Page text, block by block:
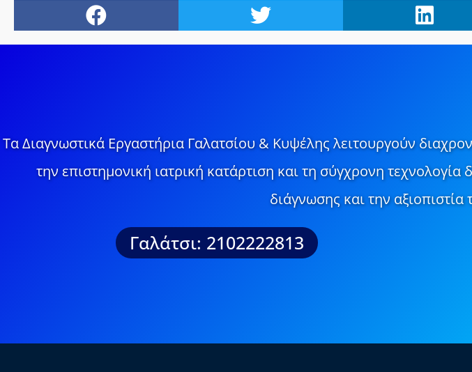
Τα Διαγνωστικά Εργαστήρια Γαλατσίου & Κυψέλης λειτουργούν
την επιστημονική ιατρική κατάρτιση και τη σύγχρονη
διάγνωσης και την
Γαλάτσι: 2102222813